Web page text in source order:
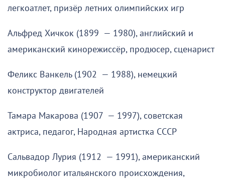
легкоатлет, призёр летних олимпийских игр
Альфред Хичкок (1899 — 1980), английский и
американский кинорежиссёр, продюсер, сценарист
Феликс Ванкель (1902 — 1988), немецкий
конструктор двигателей
Тамара Макарова (1907 — 1997), советская
актриса, педагог, Народная артистка СССР
Сальвадор Лурия (1912 — 1991), американский
микробиолог итальянского происхождения,